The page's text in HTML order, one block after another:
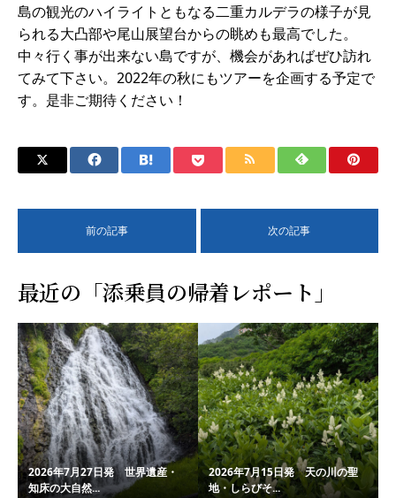
島の観光のハイライトともなる二重カルデラの様子が見
られる大凸部や尾山展望台からの眺めも最高でした。
中々行く事が出来ない島ですが、機会があればぜひ訪れ
てみて下さい。2022年の秋にもツアーを企画する予定で
す。是非ご期待ください！
前の記事 次の記事
最近の「添乗員の帰着レポート」
2026年7月27日発 世界遺産・
知床の大自然...
2026年7月15日発 天の川の聖
地・しらびそ...